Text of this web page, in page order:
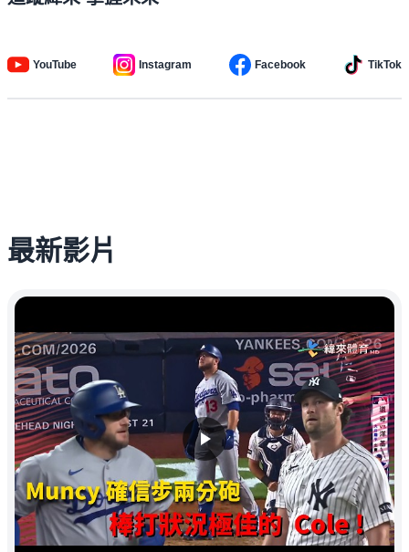
YouTube Instagram Facebook TikTok
最新影片